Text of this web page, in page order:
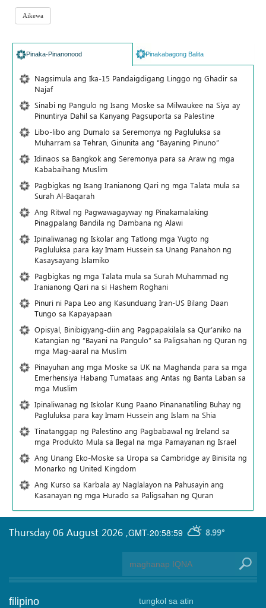
Pinaka-Pinanonood Pinakabagong Balita
Nagsimula ang Ika-15 Pandaigdigang Linggo ng Ghadir sa
Najaf
Sinabi ng Pangulo ng Isang Moske sa Milwaukee na Siya ay
Pinuntirya Dahil sa Kanyang Pagsuporta sa Palestine
Libo-libo ang Dumalo sa Seremonya ng Pagluluksa sa
Muharram sa Tehran, Ginunita ang “Bayaning Pinuno”
Idinaos sa Bangkok ang Seremonya para sa Araw ng mga
Kababaihang Muslim
Pagbigkas ng Isang Iranianong Qari ng mga Talata mula sa
Surah Al-Baqarah
Ang Ritwal ng Pagwawagayway ng Pinakamalaking
Pinagpalang Bandila ng Dambana ng Alawi
Ipinaliwanag ng Iskolar ang Tatlong mga Yugto ng
Pagluluksa para kay Imam Hussein sa Unang Panahon ng
Kasaysayang Islamiko
Pagbigkas ng mga Talata mula sa Surah Muhammad ng
Iranianong Qari na si Hashem Roghani
Pinuri ni Papa Leo ang Kasunduang Iran-US Bilang Daan
Tungo sa Kapayapaan
Opisyal, Binibigyang-diin ang Pagpapakilala sa Qur’aniko na
Katangian ng “Bayani na Pangulo” sa Paligsahan ng Quran ng
mga Mag-aaral na Muslim
Pinayuhan ang mga Moske sa UK na Maghanda para sa mga
Emerhensiya Habang Tumataas ang Antas ng Banta Laban sa
mga Muslim
Ipinaliwanag ng Iskolar Kung Paano Pinananatiling Buhay ng
Pagluluksa para kay Imam Hussein ang Islam na Shia
Tinatanggap ng Palestino ang Pagbabawal ng Ireland sa
mga Produkto Mula sa Ilegal na mga Pamayanan ng Israel
Ang Unang Eko-Moske sa Uropa sa Cambridge ay Binisita ng
Monarko ng United Kingdom
Ang Kurso sa Karbala ay Naglalayon na Pahusayin ang
Kasanayan ng mga Hurado sa Paligsahan ng Quran
GMT-20:58:59 8.99°
Thursday 06 August 2026 ,
filipino tungkol sa atin